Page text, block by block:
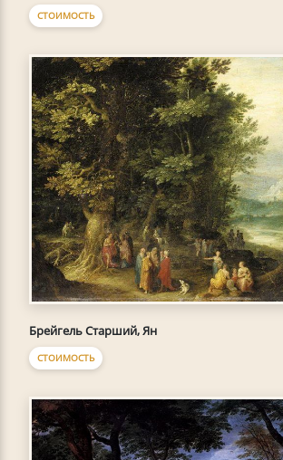
СТОИМОСТЬ
Брейгель Старший, Ян
СТОИМОСТЬ